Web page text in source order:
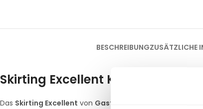
BESCHREIBUNGZUSÄTZLICHE
Skirting Excellent Kellerfalte –
Das Skirting Excellent von Gastro Uzal